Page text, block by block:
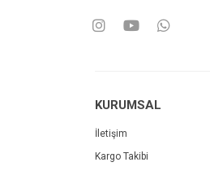
KURUMSAL
İletişim
Kargo Takibi